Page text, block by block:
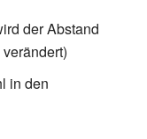
der Abstand
in den